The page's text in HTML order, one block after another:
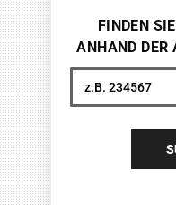
FINDEN
ANHAND DER
Suche